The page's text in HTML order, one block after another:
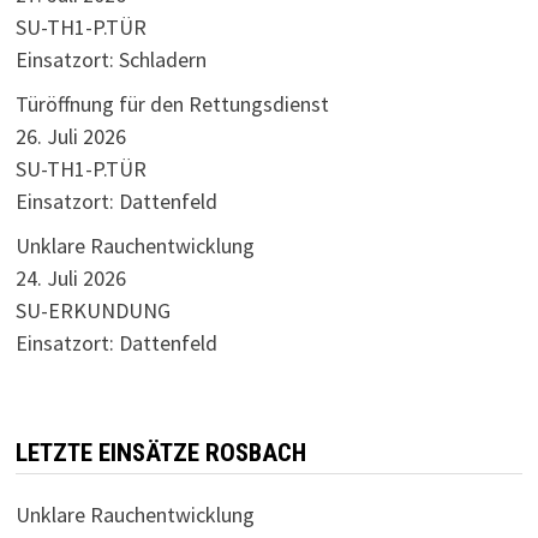
SU-TH1-P.TÜR
Einsatzort: Schladern
Türöffnung für den Rettungsdienst
26. Juli 2026
SU-TH1-P.TÜR
Einsatzort: Dattenfeld
Unklare Rauchentwicklung
24. Juli 2026
SU-ERKUNDUNG
Einsatzort: Dattenfeld
LETZTE EINSÄTZE ROSBACH
Unklare Rauchentwicklung